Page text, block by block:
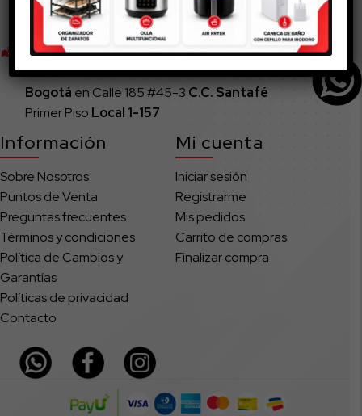
Cajicáen Carrera 6 # 6B-99 SUR
Al lado del Colegio Emilio Soto Mayor
Chíaen Av. Pradilla # 9-00 East
C.C. Centro Chía Local 1154
Bogotá en Calle 185 #45-3 C.C. Santafé
Primer Piso Local 1-157
Información
Sobre Nosotros
Puntos de Venta
Preguntas frecuentes
Términos y condiciones
Política de Cambios y
Garantías
Políticas de privacidad
Contacto
Mi cuenta
Iniciar sesión
Registrarme
Mis pedidos
Carrito de compras
Finalizar compra